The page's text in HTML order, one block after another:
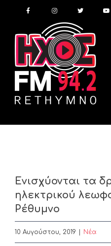
content
Ενισχύονται τα
ηλεκτρικού
Ρέθυμνο
10 Αυγούστου, 2019 Nέα